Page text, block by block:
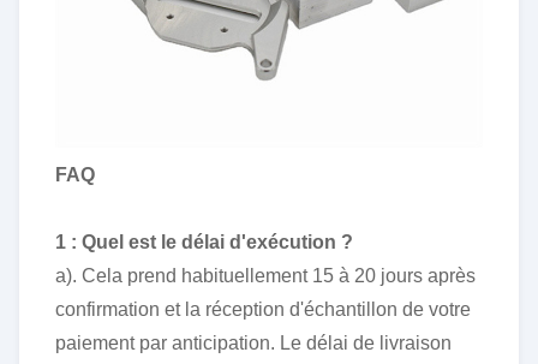
FAQ
1 : Quel est le délai d'exécution ?
a). Cela prend habituellement 15 à 20 jours après
confirmation et la réception d'échantillon de votre
paiement par anticipation. Le délai de livraison